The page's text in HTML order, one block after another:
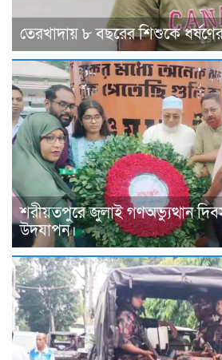
তেরখাদায় ৮ বছরের শিশুকে
শরীয়তপুরে জুলাই গণঅভ্যুত্থান
উদযাপন।